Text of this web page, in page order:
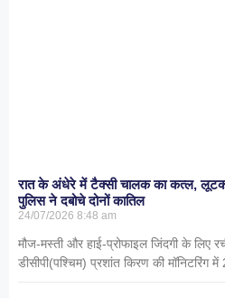
रात के अंधेरे में टैक्सी चालक का कत्ल,
पुलिस ने दबोचे दोनों कातिल
24/07/2026 8:48 am
मौज-मस्ती और हाई-प्रोफाइल जिंदगी के लिए
डीसीपी(पश्चिम) प्रशांत किरण की मॉनिटरिंग